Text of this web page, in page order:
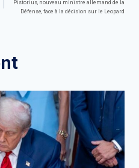
Pistorius, nouveau ministre allemand de la
Défense, face à la décision sur le Leopard